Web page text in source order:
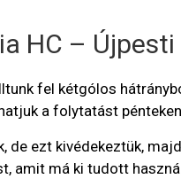
HC – Újpesti
fel kétgólos
a folytatást
de ezt kivédekeztük,
amit má ki tudott